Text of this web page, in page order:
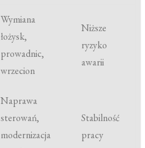
Wymiana
łożysk,
prowadnic,
wrzecion
Niższe
ryzyko
awarii
Naprawa
sterowań,
modernizacja
Stabilność
pracy